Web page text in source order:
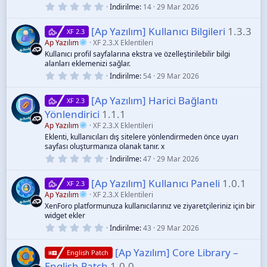
0
0
y
ı
l
d
İndirilme 14 29 Mar 2026
XF 2.3 [Ap Yazılım] Kullanıcı Bilgileri 1.3.3
Ap Yazılım
XF 2.3.X Eklentileri
Kullanıcı profil sayfalarına ekstra ve özelleştirilebilir bilgi
alanları eklemenizi sağlar.
0
0
y
ı
l
d
ı
z
İndirilme 54 29 Mar 2026
XF 2.3
[Ap Yazılım] Harici Bağlantı
Yönlendirici 1.1.1
Ap Yazılım
XF 2.3.X Eklentileri
Eklenti, kullanıcıları dış sitelere yönlendirmeden önce uyarı
sayfası oluşturmanıza olanak tanır. x
0
0
y
ı
l
İndirilme 47 29 Mar 2026
XF 2.3 [Ap Yazılım] Kullanıcı Paneli 1.0.1
Ap Yazılım
XF 2.3.X Eklentileri
XenForo platformunuza kullanıcılarınız ve ziyaretçileriniz için bir
widget ekler
0
0
y
İndirilme 43 29 Mar 2026
English Patch
[Ap Yazılım] Core Library –